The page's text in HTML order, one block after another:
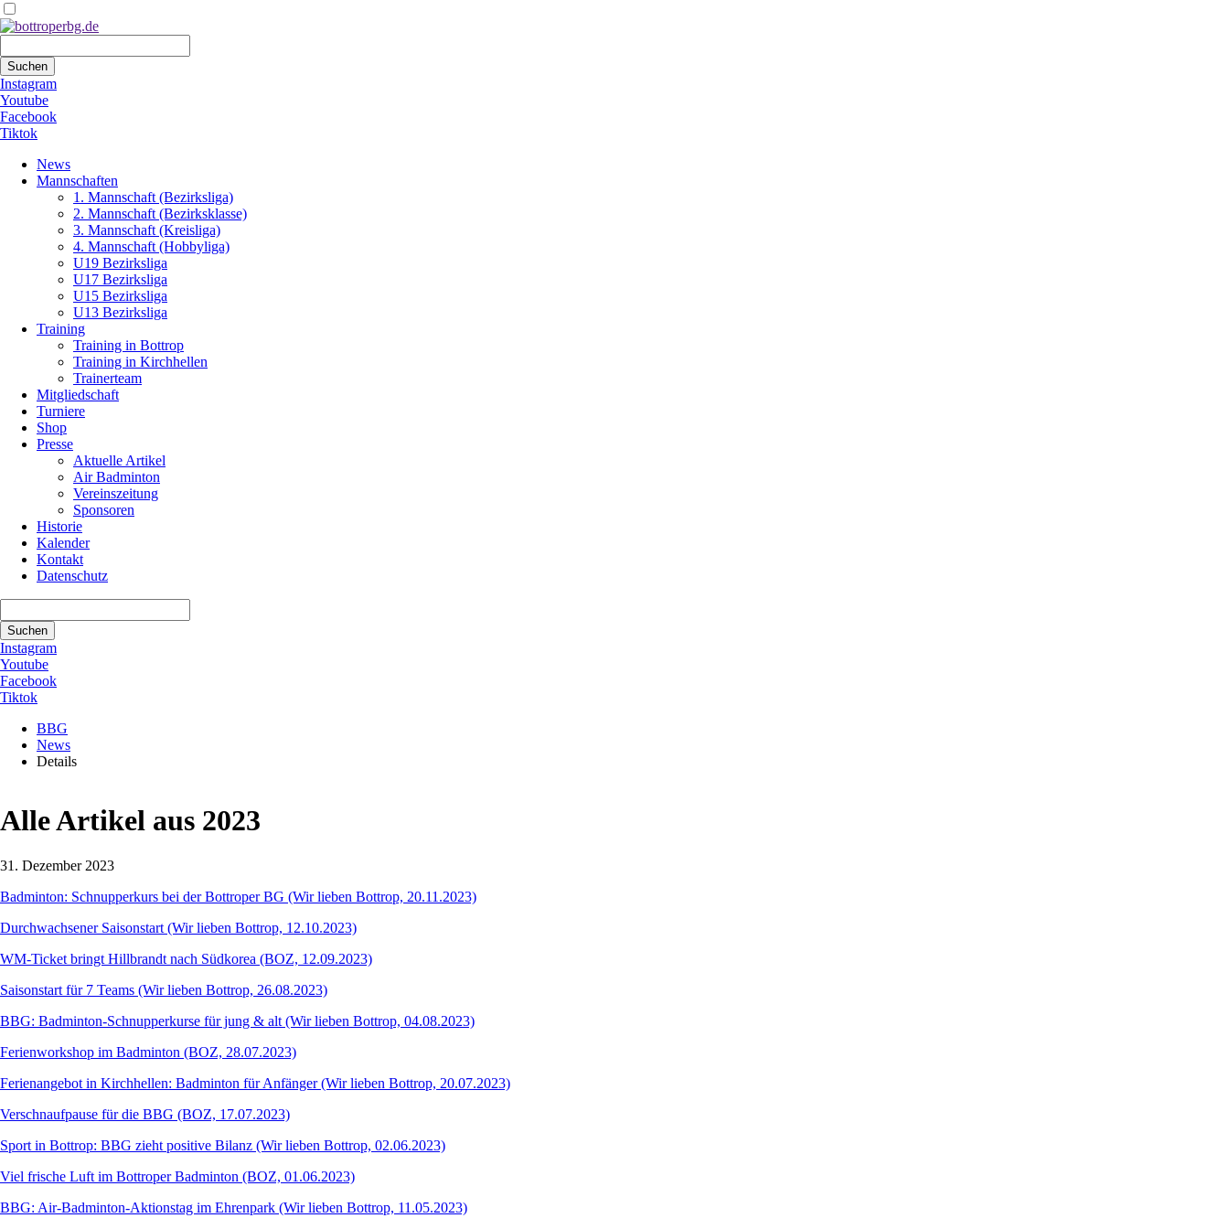
Suchen
Instagram
Youtube
Facebook
Tiktok
überspringen
News
Mannschaften
1. Mannschaft (Bezirksliga)
2. Mannschaft (Bezirksklasse)
3. Mannschaft (Kreisliga)
4. Mannschaft (Hobbyliga)
U19 Bezirksliga
U17 Bezirksliga
U15 Bezirksliga
U13 Bezirksliga
Training
Training in Bottrop
Training in Kirchhellen
Trainerteam
Mitgliedschaft
Turniere
Shop
Presse
Aktuelle Artikel
Air Badminton
Vereinszeitung
Sponsoren
Historie
Kalender
Kontakt
Datenschutz
Suchen
Instagram
Youtube
Facebook
Tiktok
BBG
News
Details
Alle Artikel aus 2023
31. Dezember 2023
Badminton: Schnupperkurs bei der Bottroper BG (Wir lieben Bottrop, 20.11.2023)
Durchwachsener Saisonstart (Wir lieben Bottrop, 12.10.2023)
WM-Ticket bringt Hillbrandt nach Südkorea (BOZ, 12.09.2023)
Saisonstart für 7 Teams (Wir lieben Bottrop, 26.08.2023)
BBG: Badminton-Schnupperkurse für jung & alt (Wir lieben Bottrop, 04.08.2023)
Ferienworkshop im Badminton (BOZ, 28.07.2023)
Ferienangebot in Kirchhellen: Badminton für Anfänger (Wir lieben Bottrop, 20.07.2023)
Verschnaufpause für die BBG (BOZ, 17.07.2023)
Sport in Bottrop: BBG zieht positive Bilanz (Wir lieben Bottrop, 02.06.2023)
Viel frische Luft im Bottroper Badminton (BOZ, 01.06.2023)
BBG: Air-Badminton-Aktionstag im Ehrenpark (Wir lieben Bottrop, 11.05.2023)